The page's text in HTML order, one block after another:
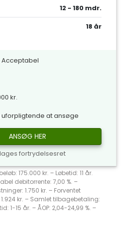
12 - 180 mdr.
18 år
Acceptabel
kr.
uforpligtende at ansøge
ANSØG HER
fortrydelsesret
175.000 kr. – Løbetid: 11 år.
debitorrente: 7,00 %. –
1.750 kr. – Forventet
kr. – Samlet tilbagebetaling:
1-15 år. – ÅOP: 2,04-24,99 %. –